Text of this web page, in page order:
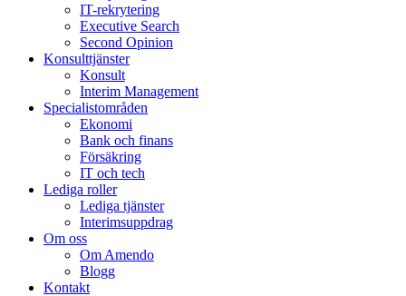
IT-rekrytering
Executive Search
Second Opinion
Konsulttjänster
Konsult
Interim Management
Specialistområden
Ekonomi
Bank och finans
Försäkring
IT och tech
Lediga roller
Lediga tjänster
Interimsuppdrag
Om oss
Om Amendo
Blogg
Kontakt